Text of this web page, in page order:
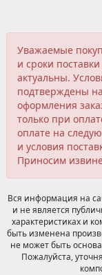
Уважаемые
и сроки
актуальны.
подтверждены
оформления
только при
оплате на
и условия
Приносим
Вся информация на
и не является
характеристиках и
быть изменена
не может быть
Пожалуйста,